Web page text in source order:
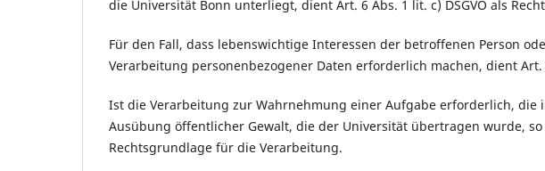
die Universität Bonn unterliegt, dient Art. 6 Abs. 1 lit. c) DSGVO als
Für den Fall, dass lebenswichtige Interessen der betroffenen Person
Verarbeitung personenbezogener Daten erforderlich machen, dient Art.
Ist die Verarbeitung zur Wahrnehmung einer Aufgabe erforderlich,
Ausübung öffentlicher Gewalt, die der Universität übertragen wurde, so
Rechtsgrundlage für die Verarbeitung.